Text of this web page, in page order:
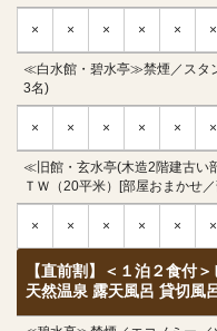
× × × × × ×
≪白水館・碧水亭≫禁煙／スタ
3名)
× × × × × ×
≪旧館・玄水亭(木造2階建古い
ＴＷ（20平米）[部屋おまかせ
× × × × × ×
【直前割】＜１泊２食付
天然温泉 露天風呂 貸切風